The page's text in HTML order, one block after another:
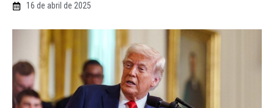
16 de abril de 2025